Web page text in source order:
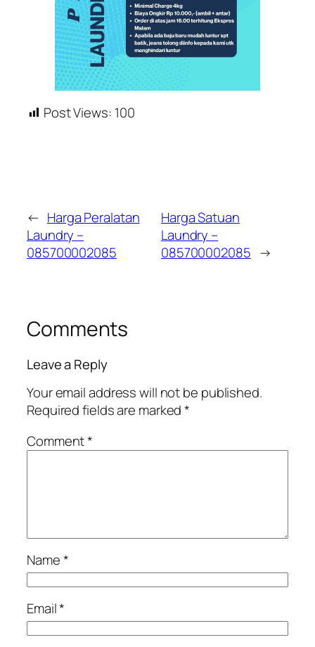
Post Views: 100
← Harga Peralatan
Laundry –
085700002085
Harga Satuan
Laundry –
085700002085 →
Comments
Leave a Reply
Your email address will not be published.
Required fields are marked*
Comment*
Name*
Email*